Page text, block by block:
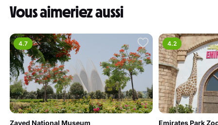
Vous aimeriez aussi
4.7
Zayed National Museum
4.2
Emirates Park